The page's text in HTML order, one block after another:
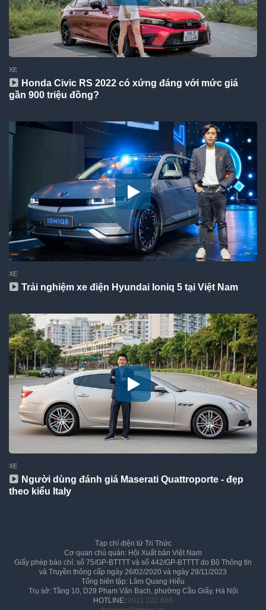
XE
Honda Civic RS 2022 có xứng đáng với mức giá
gần 900 triệu đồng?
XE
Trải nghiệm xe điện Hyundai Ioniq 5 tại Việt Nam
XE
Người dùng đánh giá Maserati Quattroporte - đẹp
theo kiểu Italy
Tạp chí điện tử Tri Thức
Cơ quan chủ quản: Hội Xuất bản Việt Nam
Giấy phép báo chí: số 75/GP-BTTTT và số 442/GP-BTTTT do Bộ Thông tin
và Truyền thông cấp ngày 26/02/2020 và ngày 29/11/2023
Tổng biên tập: Lâm Quang Hiếu
Trụ sở: Tầng 10, D29 Phạm Văn Bạch, phường Cầu Giấy, Hà Nội
HOTLINE: 0931.222.666